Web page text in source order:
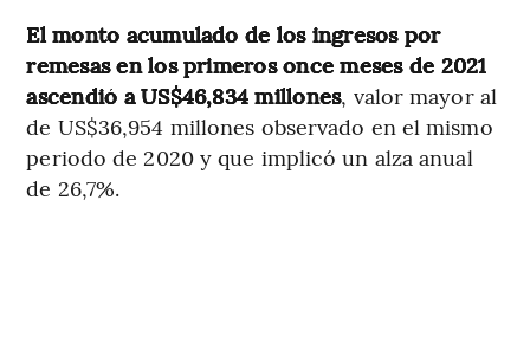
El monto acumulado de los ingresos por
remesas en los primeros once meses de 2021
ascendió a US$46,834 millones, valor mayor al
de US$36,954 millones observado en el mismo
periodo de 2020 y que implicó un alza anual
de 26,7%.